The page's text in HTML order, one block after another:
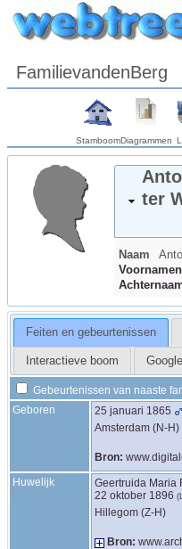
FamilievandenBerg
StamboomDiagrammen
ter
Naam
Voornamen
Feiten en gebeurtenissen
Interactieve boom
Gebeurtenissen van naaste
Geboren
25 januari 1865
Amsterdam (N-H)
Bron:
Huwelijk
Geertruida Maria
22 oktober 1896
Hillegom (Z-H)
Bron: